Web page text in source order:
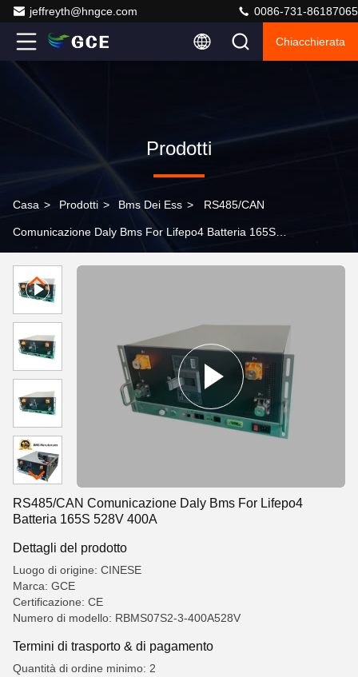
jeffreyth@hngce.com 0086-731-86187065
Chiacchierata
Prodotti
Casa > Prodotti > Bms Dei Ess > RS485/CAN
Comunicazione Daly Bms For Lifepo4 Batteria 165S
RS485/CAN Comunicazione Daly Bms For Lifepo4
Batteria 165S 528V 400A
Dettagli del prodotto
Luogo di origine: CINESE
Marca: GCE
Certificazione: CE
Numero di modello: RBMS07S2-3-400A528V
Termini di trasporto & di pagamento
Quantità di ordine minimo: 2